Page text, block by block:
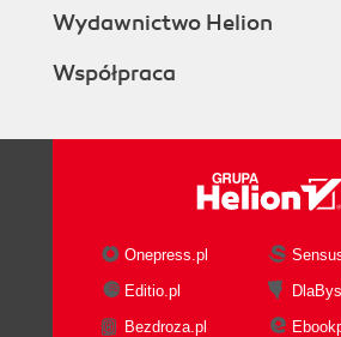
Wydawnictwo Helion
Współpraca
Onepress.pl
Editio.pl
Bezdroza.pl